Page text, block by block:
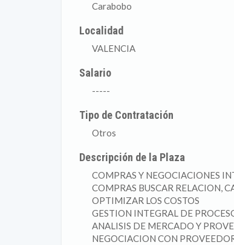
Carabobo
Localidad
VALENCIA
Salario
-----
Tipo de Contratación
Otros
Descripción de la Plaza
COMPRAS Y NEGOCIACIONES
COMPRAS BUSCAR RELACION,
OPTIMIZAR LOS COSTOS
GESTION INTEGRAL DE
ANALISIS DE MERCADO Y
NEGOCIACION CON